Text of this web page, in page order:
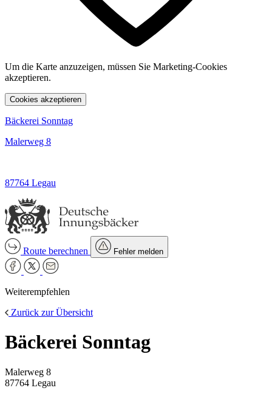
Um die Karte anzuzeigen, müssen Sie Marketing-Cookies
akzeptieren.
Cookies akzeptieren
Bäckerei Sonntag
Malerweg 8
87764 Legau
Route berechnen Fehler melden
Weiterempfehlen
Zurück zur Übersicht
Bäckerei Sonntag
Malerweg 8
87764 Legau